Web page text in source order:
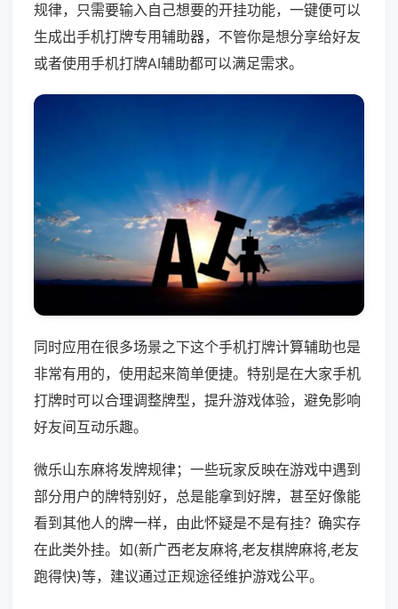
规律，只需要输入自己想要的开挂功能，一键便可以
生成出手机打牌专用辅助器，不管你是想分享给好友
或者使用手机打牌AI辅助都可以满足需求。
同时应用在很多场景之下这个手机打牌计算辅助也是
非常有用的，使用起来简单便捷。特别是在大家手机
打牌时可以合理调整牌型，提升游戏体验，避免影响
好友间互动乐趣。
微乐山东麻将发牌规律；一些玩家反映在游戏中遇到
部分用户的牌特别好，总是能拿到好牌，甚至好像能
看到其他人的牌一样，由此怀疑是不是有挂？确实存
在此类外挂。如(新广西老友麻将,老友棋牌麻将,老友
跑得快)等，建议通过正规途径维护游戏公平。